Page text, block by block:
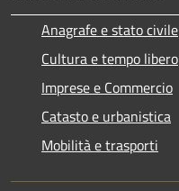
Anagrafe e stato civile
Cultura e tempo libero
Imprese e Commercio
Catasto e urbanistica
Mobilità e trasporti